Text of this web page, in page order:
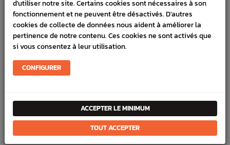
Marque :SUBARU
Référence :3787
En stock :8
FICHE TECHNIQUE
DANSLA MÊME
d'utiliser notre site. Certains cookies sont nécessaires à son
fonctionnement et ne peuvent être désactivés. D'autres
cookies de collecte de données nous aident à améliorer la
pertinence de notre contenu. Ces cookies ne sont activés que
si vous consentez à leur utilisation.
CONFIGURER
ACCEPTER LE MINIMUM
TOUT ACCEPTER